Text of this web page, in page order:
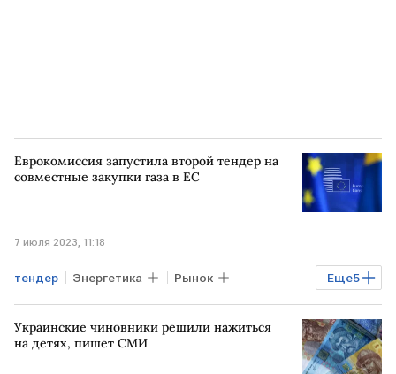
Еврокомиссия запустила второй тендер на
совместные закупки газа в ЕС
7 июля 2023, 11:18
Еще5
тендер Энергетика Рынок
Рынок товаров Экономика Газ
ЕС ЕК
Украинские чиновники решили нажиться
на детях, пишет СМИ